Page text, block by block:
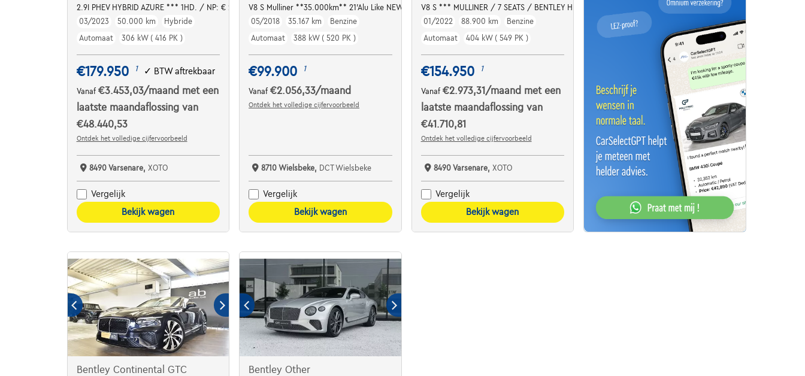
2.9I PHEV HYBRID AZURE *** 1HD. / NP: € 272.000 ***
03/2023
50.000 km
Hybride
Automaat
306 kW ( 416 PK )
€179.950 1 ✓ BTW aftrekbaar
Vanaf €3.453,03/maand met een
laatste maandaflossing van
€48.440,53
Ontdek het volledige cijfervoorbeeld
8490 Varsenare, XOTO
Vergelijk
Bekijk wagen
V8 S Mulliner **35.000km** 21'Alu Like NEW
05/2018
35.167 km
Benzine
Automaat
388 kW ( 520 PK )
€99.900 1
Vanaf€2.056,33/maand
Ontdek het volledige cijfervoorbeeld
8710 Wielsbeke, DCT Wielsbeke
Vergelijk
Bekijk wagen
V8 S *** MULLINER / 7 SEATS / BENTLEY HISTORY ***
01/2022
88.900 km
Benzine
Automaat
404 kW ( 549 PK )
€154.950 1
Vanaf €2.973,31 /maand met een
laatste maandaflossing van
€41.710,81
Ontdek het volledige cijfervoorbeeld
8490 Varsenare, XOTO
Vergelijk
Bekijk wagen
Bentley Continental GTC Bentley Other